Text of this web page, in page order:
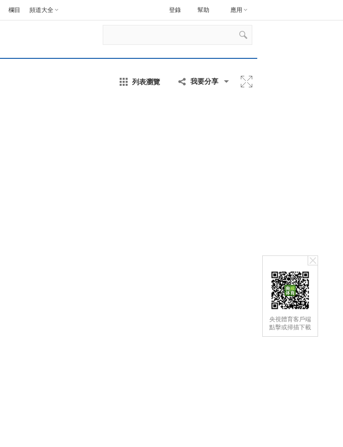
央視體育客戶端
點擊或掃描下載
欄目 頻道大全 幫助 應用
登錄
列表瀏覽 我要分享